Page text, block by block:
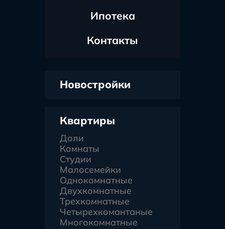
Ипотека
Контакты
Новостройки
Квартиры
Доли
Комнаты
Студии
Малосемейки
Однокомнатные
Двухкомнатные
Трехкомнатные
Четырехкомантаные
Многокомнатные